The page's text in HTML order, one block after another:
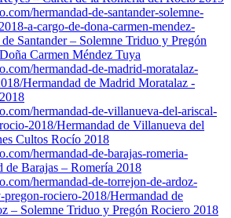
hermandad-de-santander-solemne-
a-cargo-de-dona-carmen-mendez-
Santander – Solemne Triduo y Pregón
Carmen Méndez Tuya
hermandad-de-madrid-moratalaz-
Hermandad de Madrid Moratalaz -
hermandad-de-villanueva-del-ariscal-
2018/Hermandad de Villanueva del
Cultos Rocío 2018
hermandad-de-barajas-romeria-
de Barajas – Romería 2018
hermandad-de-torrejon-de-ardoz-
pregon-rociero-2018/Hermandad de
– Solemne Triduo y Pregón Rociero 2018